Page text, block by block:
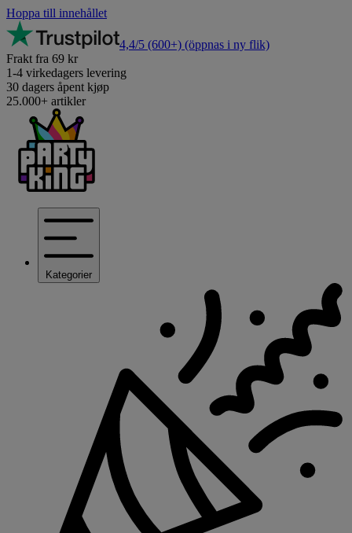
Hoppa till innehållet
4,4/5 (600+) (öppnas i ny flik)
Frakt fra 69 kr
1-4 virkedagers levering
30 dagers åpent kjøp
25.000+ artikler
Kategorier